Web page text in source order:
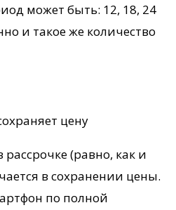
может быть: 12, 18, 24
и такое же количество
цену
рассрочке (равно, как и
в сохранении цены.
по полной